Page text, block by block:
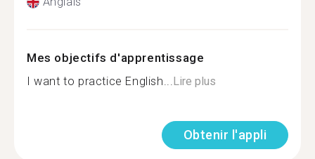
Mes objectifs d'apprentissage
I want to practice English...Lire plus
Obtenir l'appli